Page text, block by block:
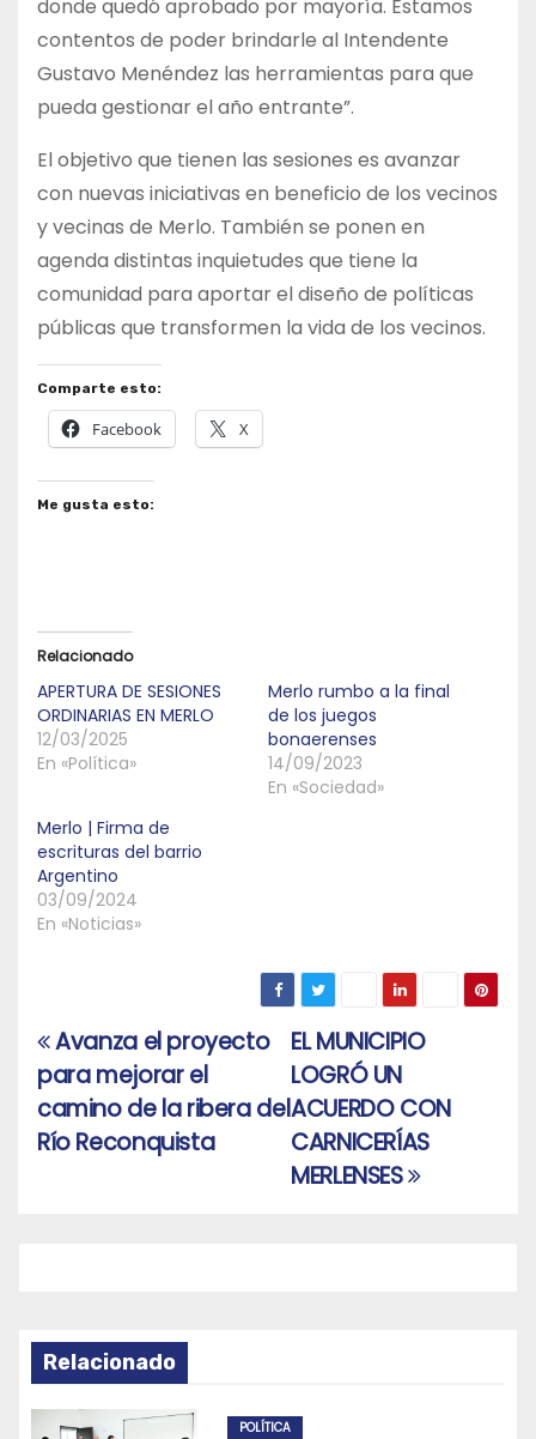
donde quedó aprobado por mayoría. Estamos
contentos de poder brindarle al Intendente
Gustavo Menéndez las herramientas para que
pueda gestionar el año entrante”.
El objetivo que tienen las sesiones es avanzar
con nuevas iniciativas en beneficio de los vecinos
y vecinas de Merlo. También se ponen en
agenda distintas inquietudes que tiene la
comunidad para aportar el diseño de políticas
públicas que transformen la vida de los vecinos.
Comparte esto:
Facebook X
Me gusta esto:
Relacionado
APERTURA DE SESIONES
ORDINARIAS EN MERLO
12/03/2025
En «Política»
Merlo rumbo a la final
de los juegos
bonaerenses
14/09/2023
En «Sociedad»
Merlo | Firma de
escrituras del barrio
Argentino
03/09/2024
En «Noticias»
Navegación
de
entradas
EL MUNICIPIO
LOGRÓ UN
ACUERDO CON
CARNICERÍAS
MERLENSES
Avanza el proyecto
para mejorar el
camino de la ribera del
Río Reconquista
Relacionado
POLÍTICA